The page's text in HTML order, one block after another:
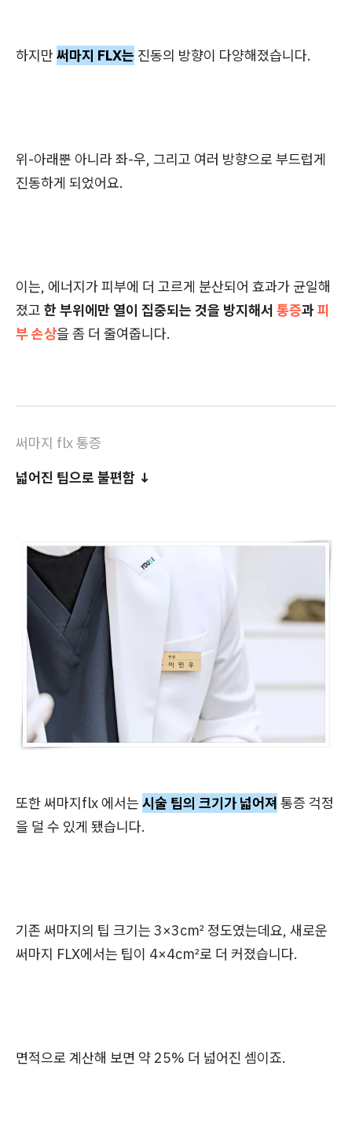
하지만 써마지 FLX는 진동의 방향이 다양해졌습니다.
위-아래뿐 아니라 좌-우, 그리고 여러 방향으로 부드럽게
진동하게 되었어요.
이는, 에너지가 피부에 더 고르게 분산되어 효과가 균일해
졌고 한 부위에만 열이 집중되는 것을 방지해서 통증과 피
부 손상을 좀 더 줄여줍니다.
써마지 flx 통증
넓어진 팁으로 불편함 ↓
또한 써마지flx 에서는 시술 팁의 크기가 넓어져 통증 걱정
을 덜 수 있게 됐습니다.
기존 써마지의 팁 크기는 3×3cm² 정도였는데요, 새로운
써마지 FLX에서는 팁이 4×4cm²로 더 커졌습니다.
면적으로 계산해 보면 약 25% 더 넓어진 셈이죠.